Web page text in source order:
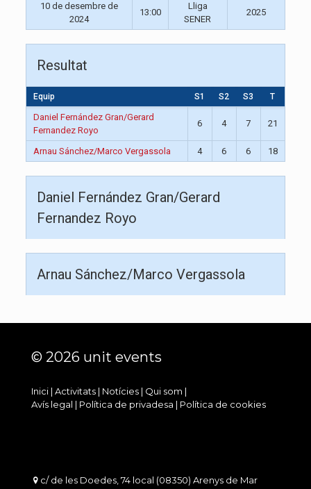
10 de desembre de
2024
13:00
Lliga
SENER
2025
Resultat
Equip S1 S2 S3 T
Daniel Fernández Gran/Gerard
Fernandez Royo
6 4 7 21
Arnau Sánchez/Marco Vergassola 4 6 6 18
Daniel Fernández Gran/Gerard
Fernandez Royo
Arnau Sánchez/Marco Vergassola
© 2026 unit events
Inici | Activitats | Notícies | Qui som |
Avís legal | Política de privadesa | Política de cookies
c/ de les Doedes, 74 local (08350) Arenys de Mar